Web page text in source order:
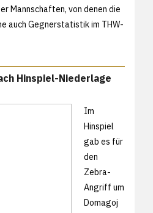
Mannschaften, von denen die
auch Gegnerstatistik im THW-
Hinspiel-Niederlage
Im
Hinspiel
gab es für
den
Zebra-
Angriff um
Domagoj